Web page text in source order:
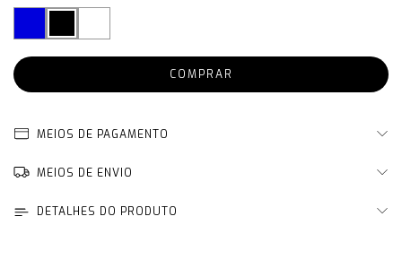
MEIOS DE PAGAMENTO
MEIOS DE ENVIO
DETALHES DO PRODUTO